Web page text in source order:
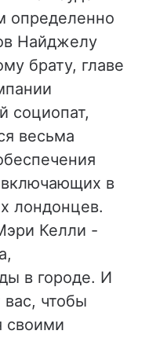
определенно
Найджелу
брату, главе
социопат,
весьма
включающих в
лондонцев.
Келли -
в городе. И
чтобы
своими